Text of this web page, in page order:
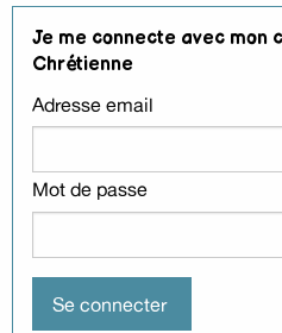
Je me connecte avec mon
Chrétienne
Adresse email
Mot de passe